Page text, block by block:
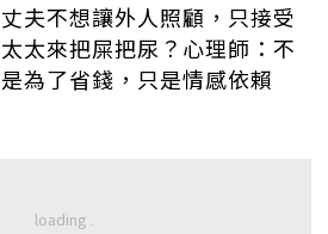
丈夫不想讓外人照顧，只接受
太太來把屎把尿？心理師：不
是為了省錢，只是情感依賴